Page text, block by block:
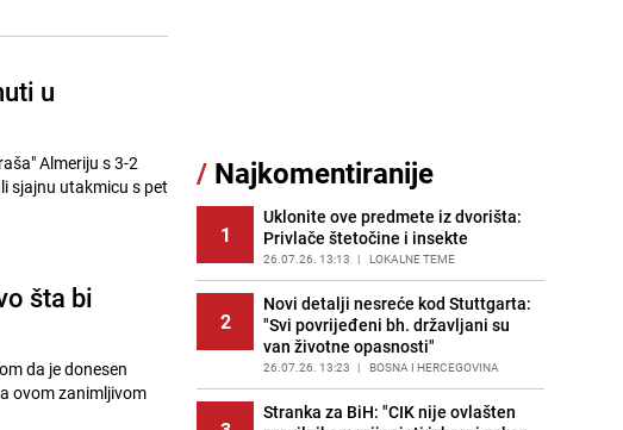
u
Almeriju s 3-2
sjajnu utakmicu s pet
šta bi
da je donesen
ovom zanimljivom
11
Lažne novčanice preplavljuju
tržište: Ove eure najčešće
pokušavaju podvaliti
PRIJE OKO 21H | SVIJET
12
Recept za brze uštipke: Ne upijaju
ulje i gotovi su za 30 minuta
PRIJE 1 DAN | RECEPTI
13
Imate tikvice i piletinu? Napravite
ovaj brzi ručak iz jedne tave
PRIJE OKO 23H | RECEPTI
/ Najkomentiranije
1
Uklonite ove predmete iz dvorišta:
Privlače štetočine i insekte
26.07.26. 13:13 | LOKALNE TEME
2
Novi detalji nesreće kod Stuttgarta:
"Svi povrijeđeni bh. državljani su
van životne opasnosti"
26.07.26. 13:23 | BOSNA I HERCEGOVINA
Stranka za BiH: "CIK nije ovlašten